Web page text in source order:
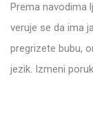
Prema navodima
veruje se da ima
pregrizete bubu,
jezik. Izmeni